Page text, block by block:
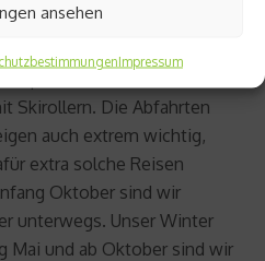
ansehen
Impressum
so ausdauerlastig, dass
Skirollern. Die Abfahrten
auch extrem wichtig,
extra solche Reisen
Oktober sind wir
unterwegs. Unser Winter
Mai und ab Oktober sind wir